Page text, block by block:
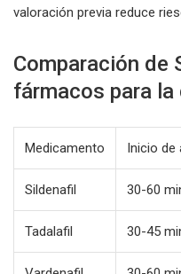
valoración previa reduce
Comparación de
fármacos para
Medicamento Inicio de
Sildenafil 30-60
Tadalafil 30-45